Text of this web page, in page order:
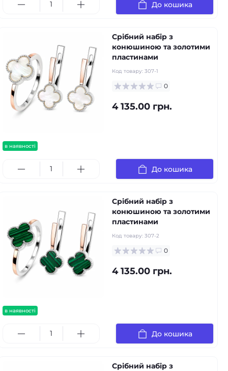
До кошика
в наявності
Срібний набір з
конюшиною та золотими
пластинами
Код товару: 307-1
0
4 135.00 грн.
До кошика
в наявності
Срібний набір з
конюшиною та золотими
пластинами
Код товару: 307-2
0
4 135.00 грн.
До кошика
Срібний набір з